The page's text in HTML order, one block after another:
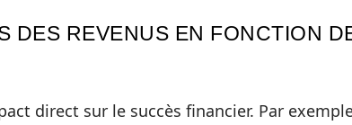
DES REVENUS EN FONCTION
direct sur le succès financier. Par